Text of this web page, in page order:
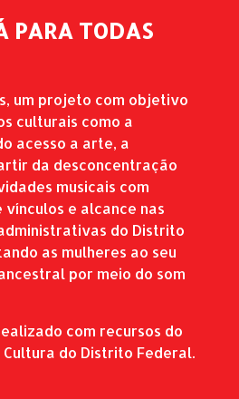
PARA TODAS
um projeto com objetivo
culturais como a
acesso a arte, a
da desconcentração
musicais com
e alcance nas
do Distrito
as mulheres ao seu
por meio do som
com recursos do
Cultura do Distrito Federal.